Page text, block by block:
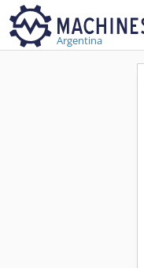
Argentina